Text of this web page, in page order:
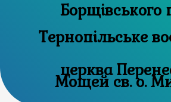
Борщівського
Тернопільське
церква
Мощей св. о.